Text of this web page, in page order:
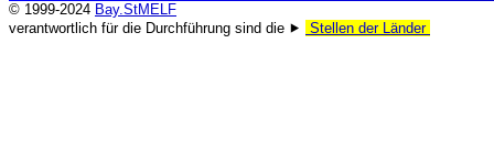
© 1999-2024 Bay.StMELF
verantwortlich für die Durchführung sind die ⯈
Stellen der Länder